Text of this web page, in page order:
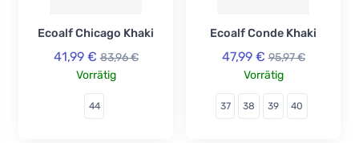
Ecoalf Chicago Khaki
41,99 € 83,96 €
Vorrätig
44
Ecoalf Conde Khaki
47,99 € 95,97 €
Vorrätig
37 38 39 40